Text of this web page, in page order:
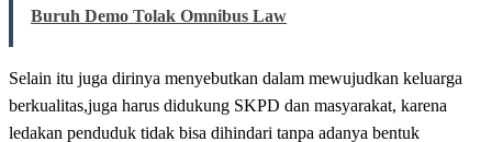
Buruh Demo Tolak Omnibus Law
Selain itu juga dirinya menyebutkan dalam mewujudkan keluarga
berkualitas,juga harus didukung SKPD dan masyarakat, karena
ledakan penduduk tidak bisa dihindari tanpa adanya bentuk